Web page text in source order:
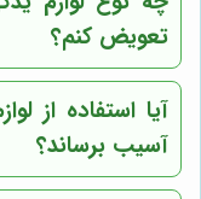
تعویض کنم؟
آیا استفاده از
آسیب برساند؟